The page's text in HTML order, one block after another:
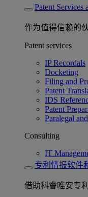
Patent Services
作为值得信赖的
Patent services
IP Recordals
Docketing
Filing and
Patent
IDS
Patent
Paralegal
Consulting
IT
专利情报软件
借助科睿唯安专